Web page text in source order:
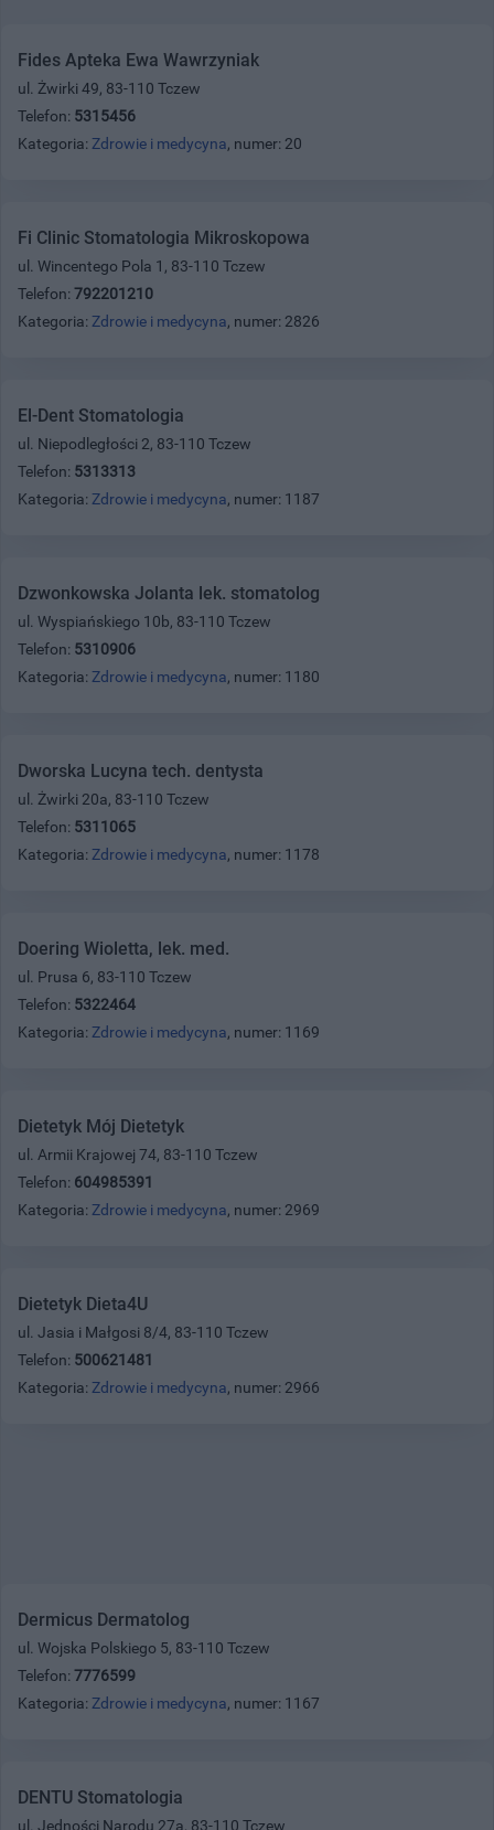
Fides Apteka Ewa Wawrzyniak
ul. Żwirki 49, 83-110 Tczew
Telefon: 5315456
Kategoria: Zdrowie i medycyna, numer: 20
Fi Clinic Stomatologia Mikroskopowa
ul. Wincentego Pola 1, 83-110 Tczew
Telefon: 792201210
Kategoria: Zdrowie i medycyna, numer: 2826
El-Dent Stomatologia
ul. Niepodległości 2, 83-110 Tczew
Telefon: 5313313
Kategoria: Zdrowie i medycyna, numer: 1187
Dzwonkowska Jolanta lek. stomatolog
ul. Wyspiańskiego 10b, 83-110 Tczew
Telefon: 5310906
Kategoria: Zdrowie i medycyna, numer: 1180
Dworska Lucyna tech. dentysta
ul. Żwirki 20a, 83-110 Tczew
Telefon: 5311065
Kategoria: Zdrowie i medycyna, numer: 1178
Doering Wioletta, lek. med.
ul. Prusa 6, 83-110 Tczew
Telefon: 5322464
Kategoria: Zdrowie i medycyna, numer: 1169
Dietetyk Mój Dietetyk
ul. Armii Krajowej 74, 83-110 Tczew
Telefon: 604985391
Kategoria: Zdrowie i medycyna, numer: 2969
Dietetyk Dieta4U
ul. Jasia i Małgosi 8/4, 83-110 Tczew
Telefon: 500621481
Kategoria: Zdrowie i medycyna, numer: 2966
Dermicus Dermatolog
ul. Wojska Polskiego 5, 83-110 Tczew
Telefon: 7776599
Kategoria: Zdrowie i medycyna, numer: 1167
DENTU Stomatologia
ul. Jedności Narodu 27a, 83-110 Tczew